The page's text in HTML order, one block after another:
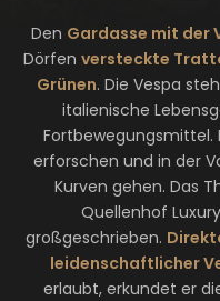
Den Gardasse mit der
Dörfen versteckte
Grünen. Die Vespa
italienische
Fortbewegungsmittel.
erforschen und in der
Kurven gehen. Das
Quellenhof
großgeschrieben.
leidenschaftlicher
erlaubt, erkundet er